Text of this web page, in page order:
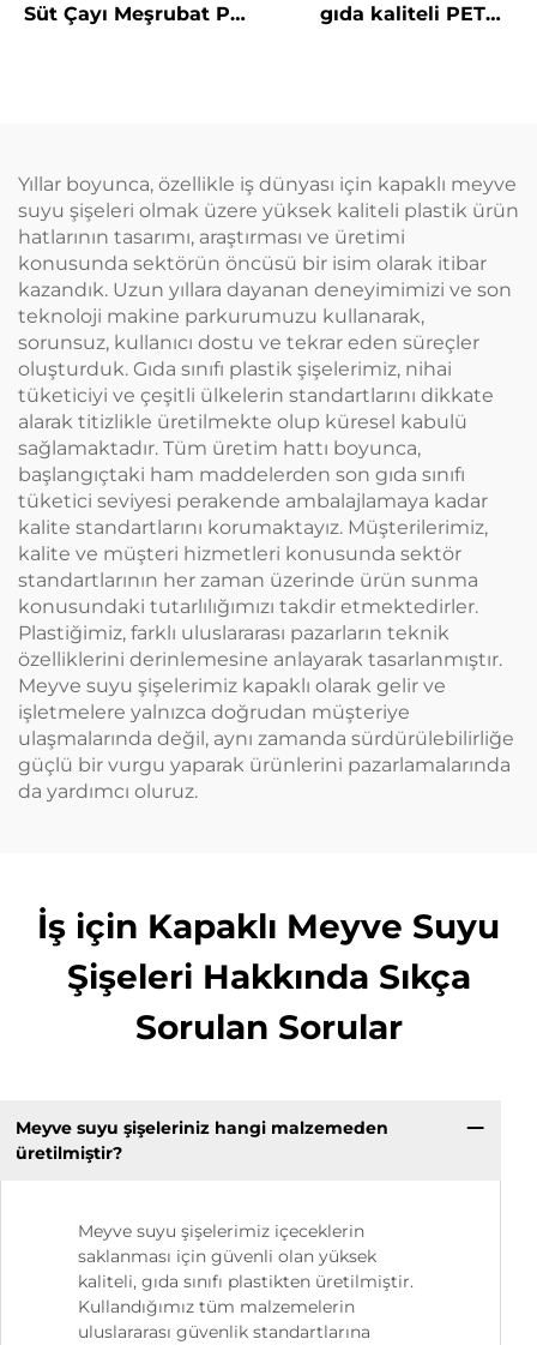
Süt Çayı Meşrubat PP
gıda kaliteli PET
uygun
Yıllar boyunca, özellikle iş dünyası için kapaklı meyve
suyu şişeleri olmak üzere yüksek kaliteli plastik ürün
hatlarının tasarımı, araştırması ve üretimi
konusunda sektörün öncüsü bir isim olarak itibar
kazandık. Uzun yıllara dayanan deneyimimizi ve son
teknoloji makine parkurumuzu kullanarak,
sorunsuz, kullanıcı dostu ve tekrar eden süreçler
oluşturduk. Gıda sınıfı plastik şişelerimiz, nihai
tüketiciyi ve çeşitli ülkelerin standartlarını dikkate
alarak titizlikle üretilmekte olup küresel kabulü
sağlamaktadır. Tüm üretim hattı boyunca,
başlangıçtaki ham maddelerden son gıda sınıfı
tüketici seviyesi perakende ambalajlamaya kadar
kalite standartlarını korumaktayız. Müşterilerimiz,
kalite ve müşteri hizmetleri konusunda sektör
standartlarının her zaman üzerinde ürün sunma
konusundaki tutarlılığımızı takdir etmektedirler.
Plastiğimiz, farklı uluslararası pazarların teknik
özelliklerini derinlemesine anlayarak tasarlanmıştır.
Meyve suyu şişelerimiz kapaklı olarak gelir ve
işletmelere yalnızca doğrudan müşteriye
ulaşmalarında değil, aynı zamanda sürdürülebilirliğe
güçlü bir vurgu yaparak ürünlerini pazarlamalarında
da yardımcı oluruz.
İş için Kapaklı Meyve Suyu
Şişeleri Hakkında Sıkça
Sorulan Sorular
Meyve suyu şişeleriniz hangi malzemeden
üretilmiştir?
Meyve suyu şişelerimiz içeceklerin
saklanması için güvenli olan yüksek
kaliteli, gıda sınıfı plastikten üretilmiştir.
Kullandığımız tüm malzemelerin
uluslararası güvenlik standartlarına